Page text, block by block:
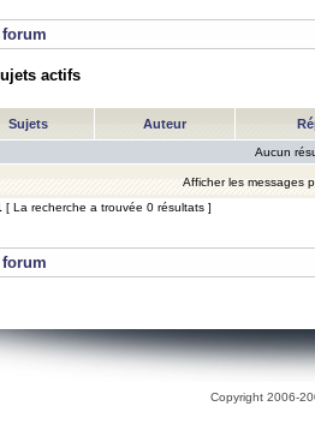
forum
actifs
Sujets Auteur
Aucun
Afficher les messages
[ La recherche a trouvée 0 résultats ]
forum
Copyright 2006-